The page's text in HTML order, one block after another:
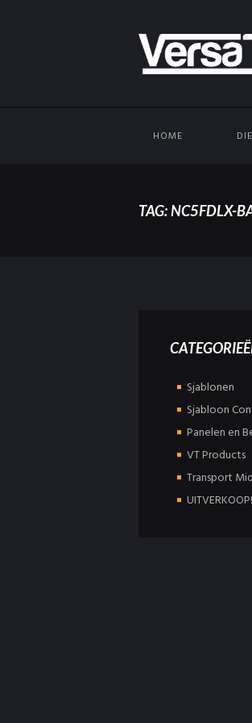
HOME
TAG: NC5FDLX-
Sjablonen
Sjabloon
Panelen en
VT Products
Transport